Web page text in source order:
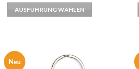
AUSFÜHRUNG WÄHLEN
mehrere
Varianten
Optionen
können
Neu